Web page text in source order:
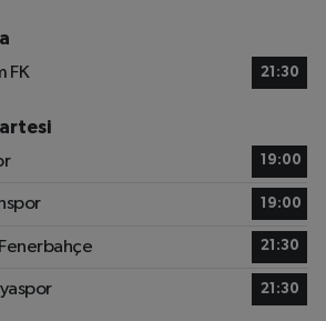
FK
21:30
19:00
19:00
21:30
21:30